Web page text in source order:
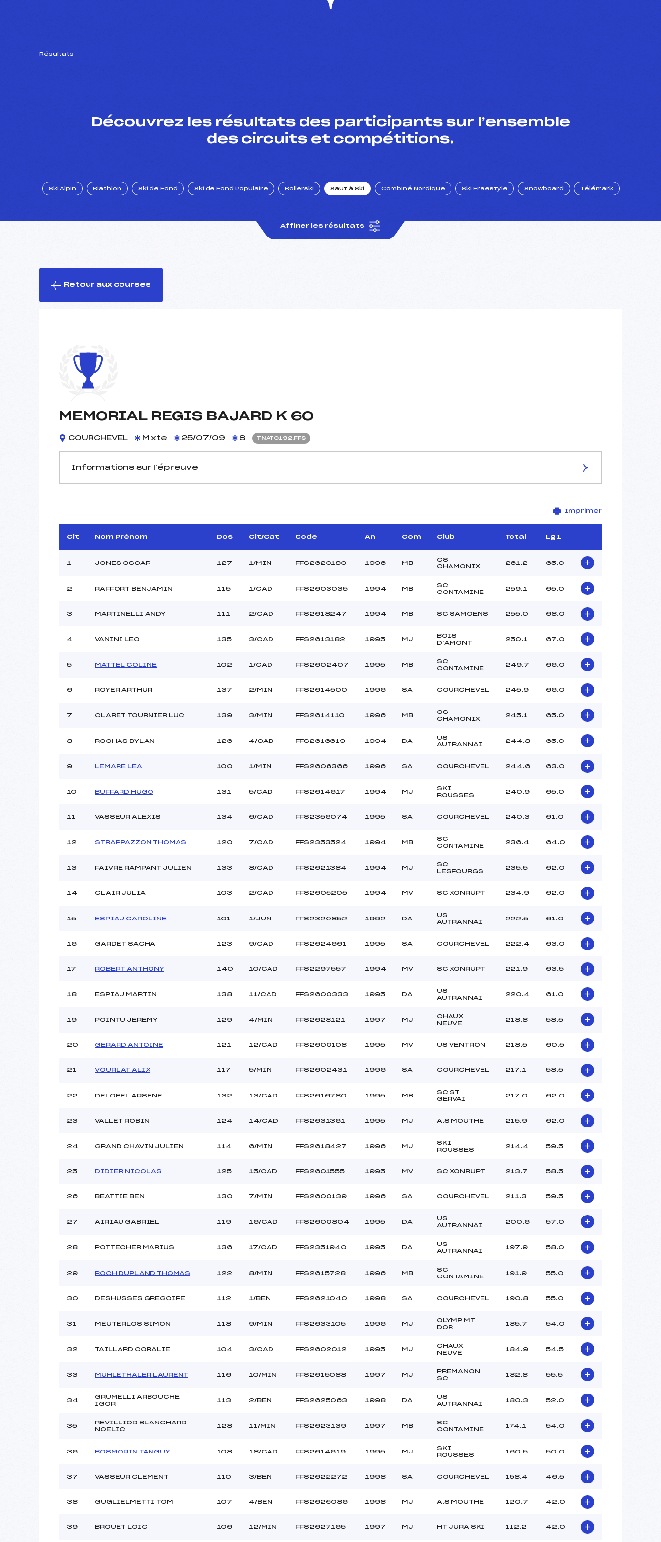
Résultats
Découvrez les résultats des participants sur l’ensemble
des circuits et compétitions.
Ski Alpin Biathlon Ski de Fond Ski de Fond Populaire Rollerski Saut à Ski Combiné Nordique Ski Freestyle Snowboard Télémark
Affiner les résultats
Retour aux courses
MEMORIAL REGIS BAJARD K 60
COURCHEVEL Mixte 25/07/09 S TNAT0192.FFS
Informations sur l’épreuve
Délégué Technique :
GAILLARD JACQUES (DA)
D.T Adjoint :
GOUY ETIENNE (DA)
ROBERT DOMINIQUE (MV)
Juge B :
ARNOULD YANNICK (MB)
Juge C :
MEUTERLOS FRANCIS (MJ)
MALEC PASCAL (SA)
PERRIER GUY (SA)
Piste :
OLYMPIQUE DU PRAZ
Imprimer
Clt Nom Prénom Dos Clt/Cat Code An Com Club Total Lg 1
1 JONES OSCAR 127 1/MIN FFS2620180 1996 MB
CS
CHAMONIX
261.2 65.0
2 RAFFORT BENJAMIN 115 1/CAD FFS2603035 1994 MB
SC
CONTAMINE
259.1 65.0
3 MARTINELLI ANDY 111 2/CAD FFS2618247 1994 MB SC SAMOENS 255.0 68.0
4 VANINI LEO 135 3/CAD FFS2613182 1995 MJ
BOIS
D’AMONT
250.1 67.0
5 MATTEL COLINE 102 1/CAD FFS2602407 1995 MB
SC
CONTAMINE
249.7 66.0
6 ROYER ARTHUR 137 2/MIN FFS2614500 1996 SA COURCHEVEL 245.9 66.0
7 CLARET TOURNIER LUC 139 3/MIN FFS2614110 1996 MB
CS
CHAMONIX
245.1 65.0
8 ROCHAS DYLAN 126 4/CAD FFS2616619 1994 DA
US
AUTRANNAI
244.8 65.0
9 LEMARE LEA 100 1/MIN FFS2606366 1996 SA COURCHEVEL 244.6 63.0
10 BUFFARD HUGO 131 5/CAD FFS2614617 1994 MJ
SKI
ROUSSES
240.9 65.0
11 VASSEUR ALEXIS 134 6/CAD FFS2356074 1995 SA COURCHEVEL 240.3 61.0
12 STRAPPAZZON THOMAS 120 7/CAD FFS2353524 1994 MB
SC
CONTAMINE
236.4 64.0
13 FAIVRE RAMPANT JULIEN 133 8/CAD FFS2621384 1994 MJ
SC
LESFOURGS
235.5 62.0
14 CLAIR JULIA 103 2/CAD FFS2605205 1994 MV SC XONRUPT 234.9 62.0
15 ESPIAU CAROLINE 101 1/JUN FFS2320852 1992 DA
US
AUTRANNAI
222.5 61.0
16 GARDET SACHA 123 9/CAD FFS2624661 1995 SA COURCHEVEL 222.4 63.0
17 ROBERT ANTHONY 140 10/CAD FFS2297557 1994 MV SC XONRUPT 221.9 63.5
18 ESPIAU MARTIN 138 11/CAD FFS2600333 1995 DA
US
AUTRANNAI
220.4 61.0
19 POINTU JEREMY 129 4/MIN FFS2628121 1997 MJ
CHAUX
NEUVE
218.8 58.5
20 GERARD ANTOINE 121 12/CAD FFS2600108 1995 MV US VENTRON 218.5 60.5
21 VOURLAT ALIX 117 5/MIN FFS2602431 1996 SA COURCHEVEL 217.1 58.5
22 DELOBEL ARSENE 132 13/CAD FFS2616780 1995 MB
SC ST
GERVAI
217.0 62.0
23 VALLET ROBIN 124 14/CAD FFS2631361 1995 MJ A.S MOUTHE 215.9 62.0
24 GRAND CHAVIN JULIEN 114 6/MIN FFS2618427 1996 MJ
SKI
ROUSSES
214.4 59.5
25 DIDIER NICOLAS 125 15/CAD FFS2601555 1995 MV SC XONRUPT 213.7 58.5
26 BEATTIE BEN 130 7/MIN FFS2600139 1996 SA COURCHEVEL 211.3 59.5
27 AIRIAU GABRIEL 119 16/CAD FFS2600804 1995 DA
US
AUTRANNAI
200.6 57.0
28 POTTECHER MARIUS 136 17/CAD FFS2351940 1995 DA
US
AUTRANNAI
197.9 58.0
29 ROCH DUPLAND THOMAS 122 8/MIN FFS2615728 1996 MB
SC
CONTAMINE
191.9 55.0
30 DESHUSSES GREGOIRE 112 1/BEN FFS2621040 1998 SA COURCHEVEL 190.8 55.0
31 MEUTERLOS SIMON 118 9/MIN FFS2633105 1996 MJ
OLYMP MT
DOR
185.7 54.0
32 TAILLARD CORALIE 104 3/CAD FFS2602012 1995 MJ
CHAUX
NEUVE
184.9 54.5
33 MUHLETHALER LAURENT 116 10/MIN FFS2615088 1997 MJ
PREMANON
SC
182.8 55.5
34
GRUMELLI ARBOUCHE
IGOR
113 2/BEN FFS2625063 1998 DA
US
AUTRANNAI
180.3 52.0
35
REVILLIOD BLANCHARD
NOELIC
128 11/MIN FFS2623139 1997 MB
SC
CONTAMINE
174.1 54.0
36 BOSMORIN TANGUY 108 18/CAD FFS2614619 1995 MJ
SKI
ROUSSES
160.5 50.0
37 VASSEUR CLEMENT 110 3/BEN FFS2622272 1998 SA COURCHEVEL 158.4 46.5
38 GUGLIELMETTI TOM 107 4/BEN FFS2626086 1998 MJ A.S MOUTHE 120.7 42.0
39 BROUET LOIC 106 12/MIN FFS2627165 1997 MJ HT JURA SKI 112.2 42.0